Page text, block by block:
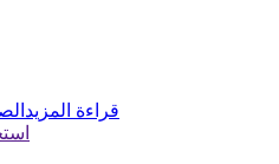
قراءة المزيد